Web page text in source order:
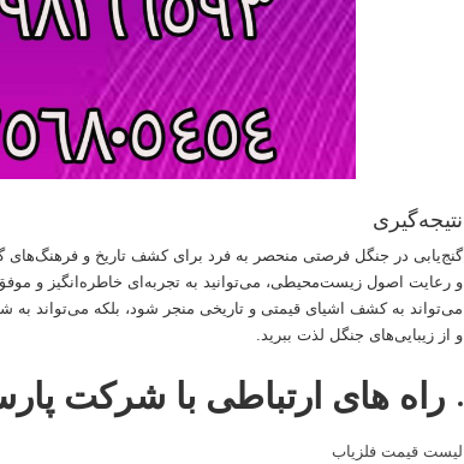
نتیجه‌گیری
گنج‌یابی در جنگل فرصتی منحصر به فرد برای کشف تاریخ و
و رعایت اصول زیست‌محیطی، می‌توانید به تجربه‌ای خاطره‌انگیز و موفق
می‌تواند به کشف اشیای قیمتی و تاریخی منجر شود، بلکه می‌تواند به
و از زیبایی‌های جنگل لذت ببرید.
راه های ارتباطی با شرکت
لیست قیمت فلزیاب